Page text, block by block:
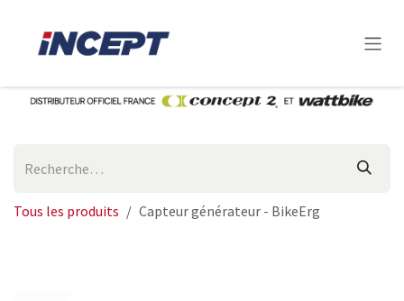
Tous les produits Capteur générateur - BikeErg